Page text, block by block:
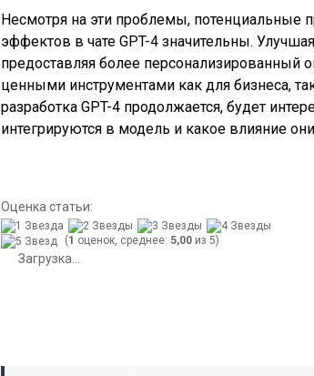
Несмотря на эти проблемы, потенциальные
эффектов в чате GPT-4 значительны.
предоставляя более персонализированный
ценными инструментами как для бизнеса,
разработка GPT-4 продолжается, будет
интегрируются в модель и какое влияние
Оценка статьи:
(1 оценок, среднее: 5,00 из 5)
Загрузка...